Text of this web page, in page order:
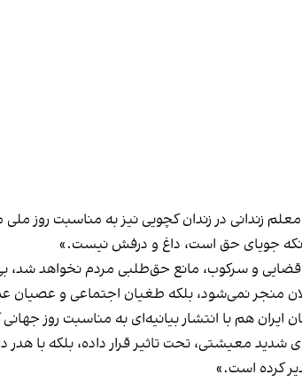
زندانی در زندان کچویی نیز به مناسبت روز
جویای حق است، داغ و درفش نیست.»
قضایی و سرکوب، مانع حق‌طلبی مردم نخواهد شد،
منجر نمی‌شود، بلکه طغیان اجتماعی و عصیان
ایران هم با انتشار بیانیه‌ای به مناسبت روز
شدید معیشتی، تحت تاثیر قرار داده، بلکه با
کرده است.»